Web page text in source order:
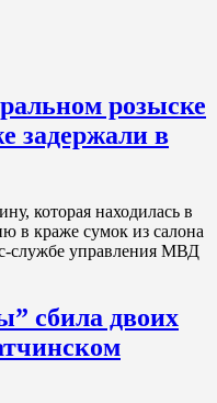
розыске
задержали в
которая находилась в
в краже сумок из салона
службе управления МВД
сбила двоих